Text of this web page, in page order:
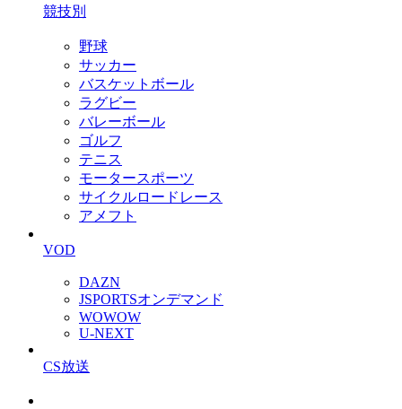
競技別
野球
サッカー
バスケットボール
ラグビー
バレーボール
ゴルフ
テニス
モータースポーツ
サイクルロードレース
アメフト
VOD
DAZN
JSPORTSオンデマンド
WOWOW
U-NEXT
CS放送